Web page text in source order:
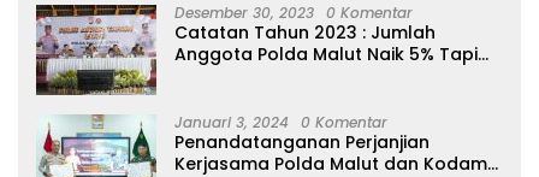
Desember 30, 2023 0 Komentar
Catatan Tahun 2023 : Jumlah
Anggota Polda Malut Naik 5% Tapi
Januari 3, 2024 0 Komentar
Penandatanganan Perjanjian
Kerjasama Polda Malut dan Kodam